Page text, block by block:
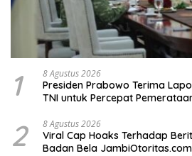
1 8 Agustus 2026
Presiden Prabowo Terima
TNI untuk Percepat
2 8 Agustus 2026
Viral Cap Hoaks Terhadap
Badan Bela